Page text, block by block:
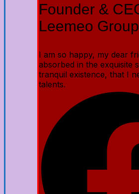
Founder &
Leemeo Group
I am so happy, my dear
absorbed in the exquisite
tranquil existence, that I
talents.